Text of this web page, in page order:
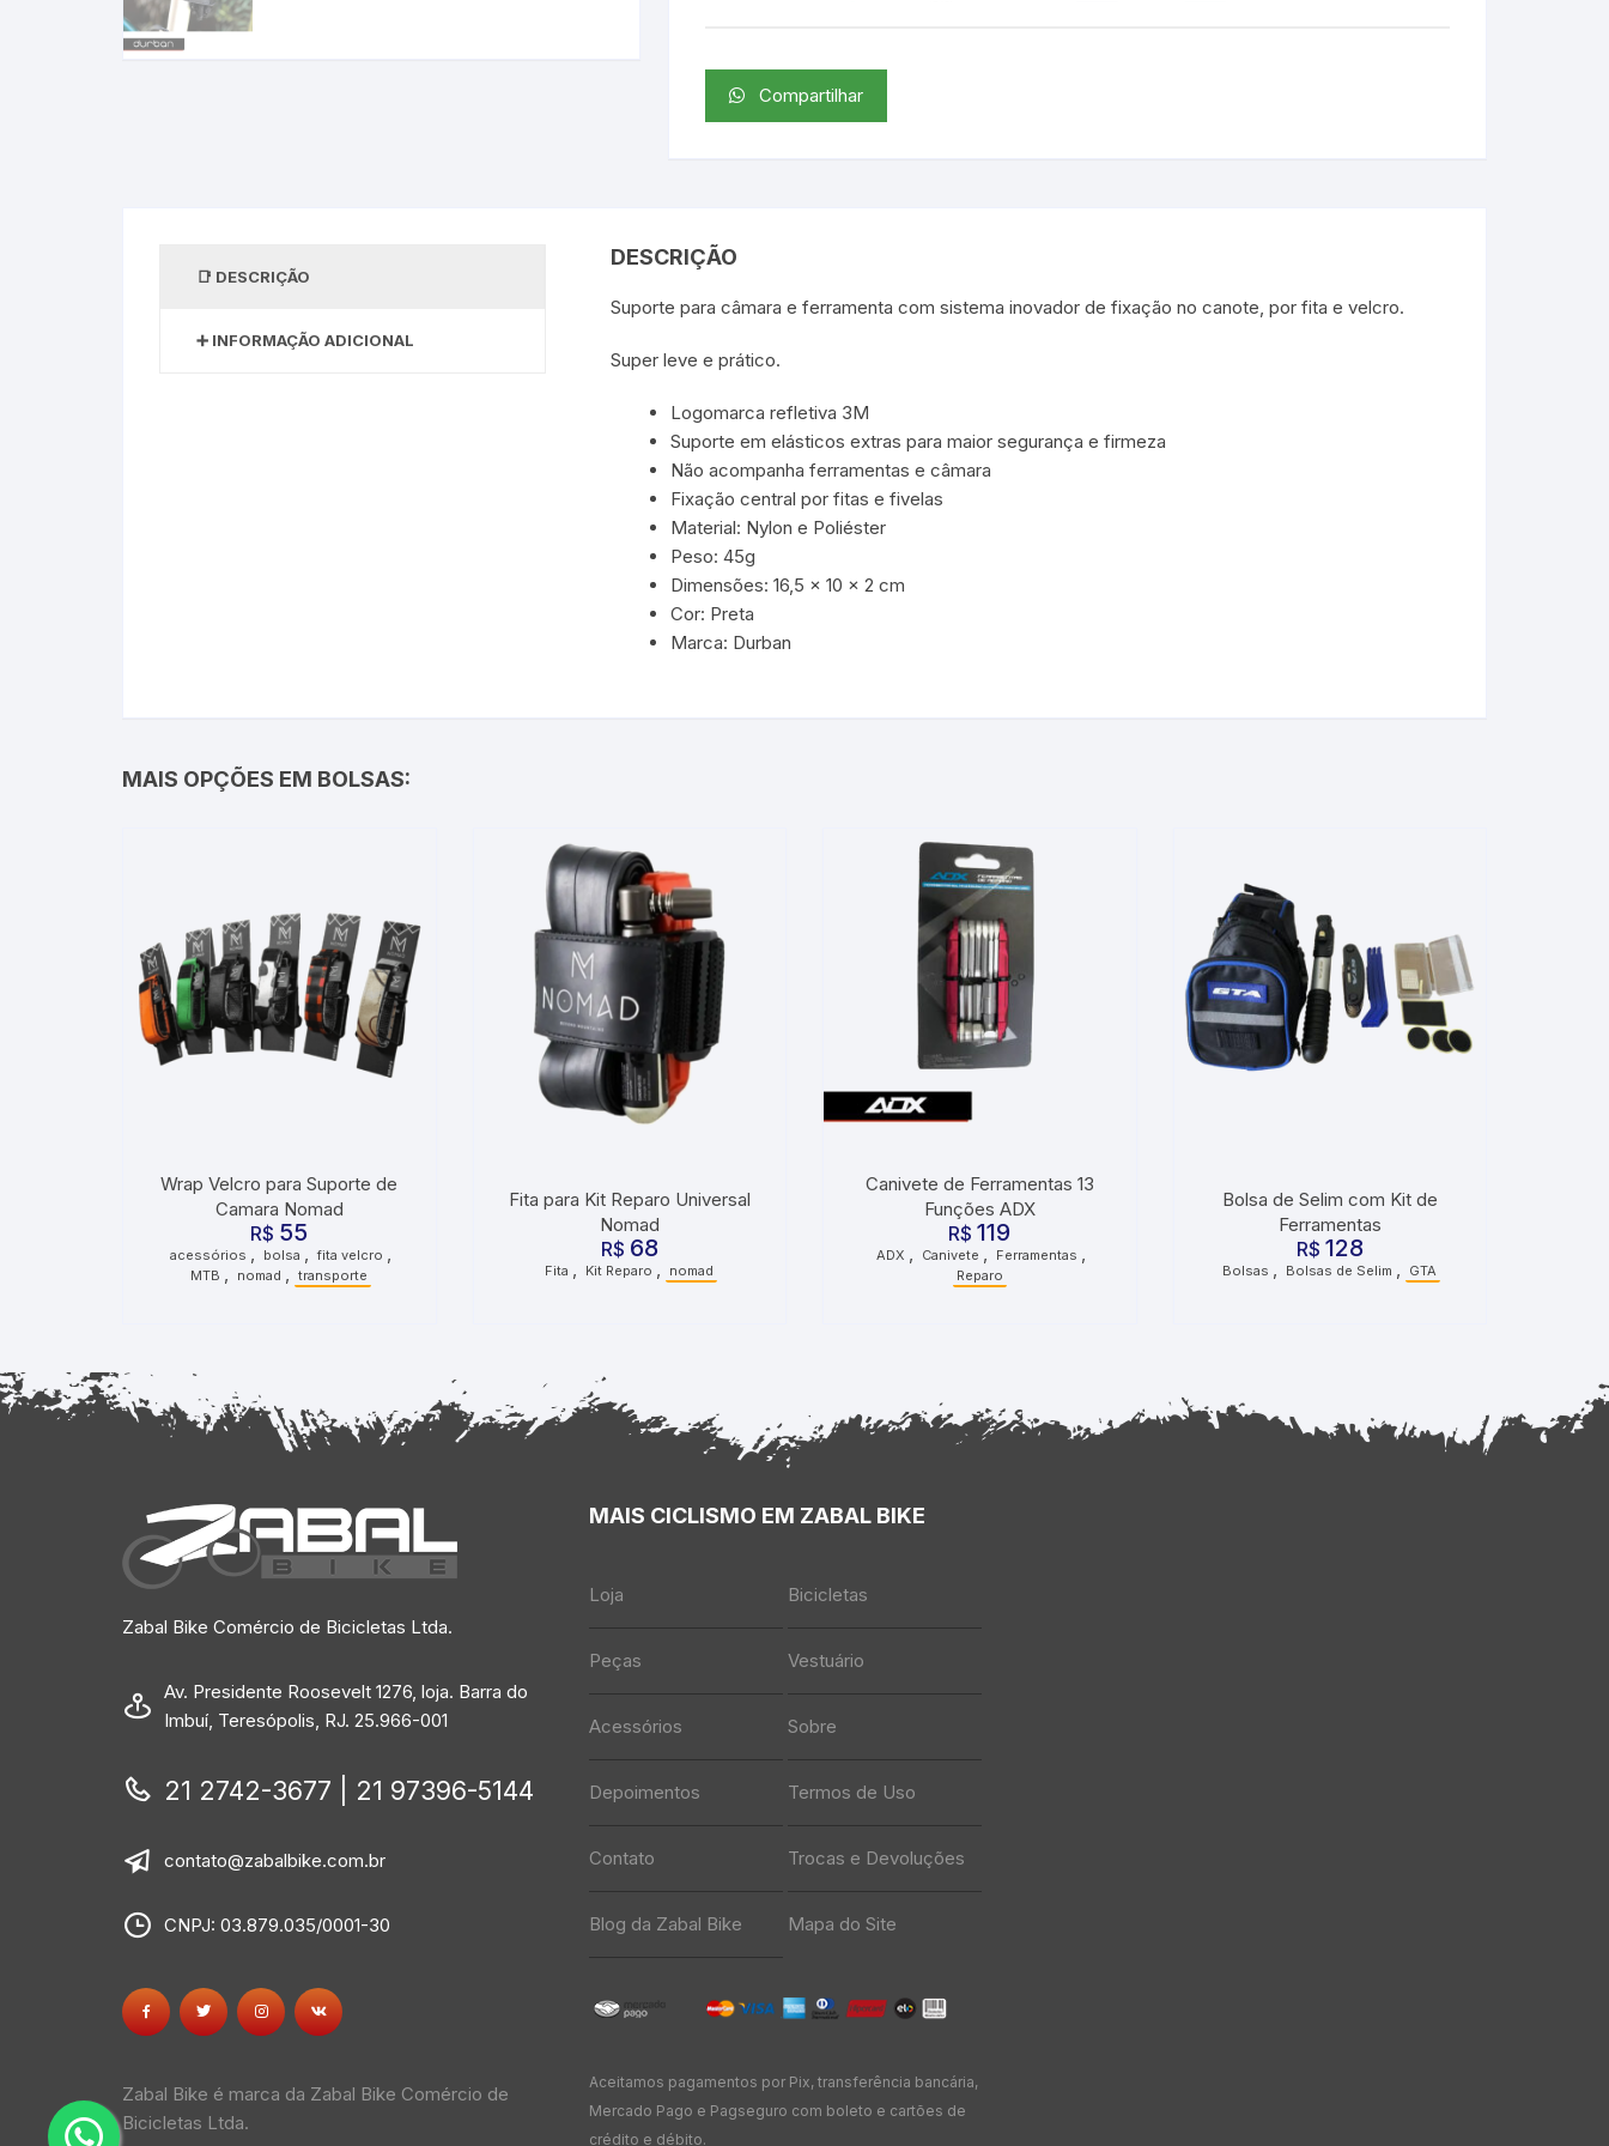
Compartilhar
DESCRIÇÃO
INFORMAÇÃO ADICIONAL
DESCRIÇÃO
Suporte para câmara e ferramenta com sistema inovador de fixação no canote, por fita e velcro.
Super leve e prático.
Logomarca refletiva 3M
Suporte em elásticos extras para maior segurança e firmeza
Não acompanha ferramentas e câmara
Fixação central por fitas e fivelas
Material: Nylon e Poliéster
Peso: 45g
Dimensões: 16,5 x 10 x 2 cm
Cor: Preta
Marca: Durban
MAIS OPÇÕES EM BOLSAS:
Wrap Velcro para Suporte de
Camara Nomad
R$ 55
acessórios , bolsa , fita velcro ,
MTB , nomad , transporte
Fita para Kit Reparo Universal
Nomad
R$ 68
Fita Kit Reparo nomad
Canivete de Ferramentas 13
Funções ADX
R$ 119
ADX , Canivete , Ferramentas ,
Reparo
Bolsa de Selim com Kit de
Ferramentas
R$ 128
Bolsas Bolsas de Selim GTA
Zabal Bike Comércio de Bicicletas Ltda.
Av. Presidente Roosevelt 1276, loja. Barra do
Imbuí, Teresópolis, RJ. 25.966-001
21 2742-3677 | 21 97396-5144
contato@zabalbike.com.br
CNPJ: 03.879.035/0001-30
Zabal Bike é marca da Zabal Bike Comércio de
Bicicletas Ltda.
MAIS CICLISMO EM ZABAL BIKE
Loja Bicicletas
Peças Vestuário
Acessórios Sobre
Depoimentos Termos de Uso
Contato Trocas e Devoluções
Blog da Zabal Bike Mapa do Site
Aceitamos pagamentos por Pix, transferência bancária,
Mercado Pago e Pagseguro com boleto e cartões de
crédito e débito.